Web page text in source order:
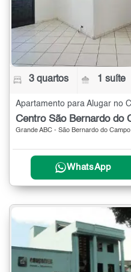
3 quartos 1 suíte
Grande ABC - São Bernardo do Campo
WhatsApp